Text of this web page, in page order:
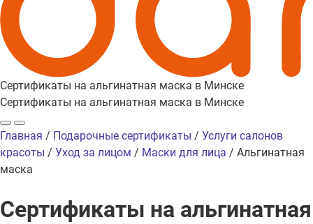
Сертификаты на альгинатная маска в Минске
Сертификаты на альгинатная маска в Минске
Главная / Подарочные сертификаты / Услуги салонов
красоты / Уход за лицом / Маски для лица / Альгинатная
маска
Сертификаты на альгинатная